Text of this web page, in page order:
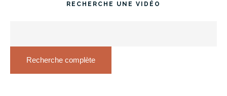
RECHERCHE UNE VIDÉO
Recherche complète